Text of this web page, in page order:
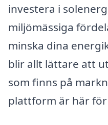
investera i
miljömässiga
minska dina
blir allt lättare att
som finns på
plattform är här